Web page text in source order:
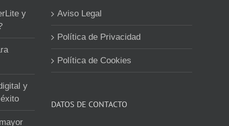
y
y
Aviso Legal
Política de Privacidad
Política de Cookies
DATOS DE CONTACTO